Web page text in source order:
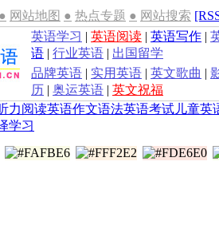
● 网站地图 ● 热点专题 ● 网站搜索
英语学习 | 英语阅读 | 英语写作 |
语 | 行业英语 | 出国留学
品牌英语 | 实用英语 | 英文歌曲 |
历 | 奥运英语 | 英文祝福
力阅读英语作文语法英语考试 儿童英
学习